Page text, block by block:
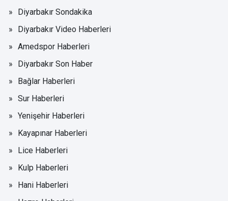
Diyarbakır Sondakika
Diyarbakır Video Haberleri
Amedspor Haberleri
Diyarbakır Son Haber
Bağlar Haberleri
Sur Haberleri
Yenişehir Haberleri
Kayapınar Haberleri
Lice Haberleri
Kulp Haberleri
Hani Haberleri